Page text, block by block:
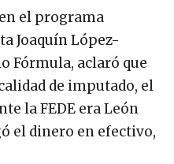
el programa
Joaquín López-
Fórmula, aclaró que
de imputado, el
la FEDE era León
el dinero en efectivo,